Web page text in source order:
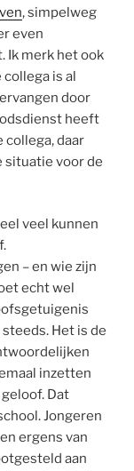
, simpelweg
even
Ik merk het ook
is al
door
heeft
collega, daar
situatie voor de
veel kunnen
– en wie zijn
echt wel
Het is de
inzetten
Dat
Jongeren
ergens van
aan